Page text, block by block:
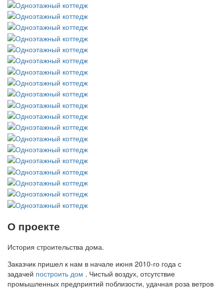
О проекте
История строительства дома.
Заказчик пришел к нам в начале июня 2010-го года с
задачей построить дом . Чистый воздух, отсутствие
промышленных предприятий поблизости, удачная роза ветров